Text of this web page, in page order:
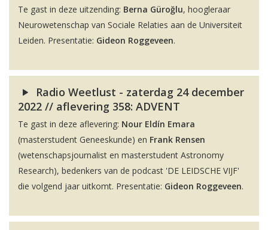
Te gast in deze uitzending: Berna Güroğlu, hoogleraar
Neurowetenschap van Sociale Relaties aan de Universiteit
Leiden. Presentatie: Gideon Roggeveen.
Radio Weetlust - zaterdag 24 december
2022 // aflevering 358: ADVENT
Te gast in deze aflevering: Nour Eldín Emara
(masterstudent Geneeskunde) en Frank Rensen
(wetenschapsjournalist en masterstudent Astronomy
Research), bedenkers van de podcast 'DE LEIDSCHE VIJF'
die volgend jaar uitkomt. Presentatie: Gideon Roggeveen.